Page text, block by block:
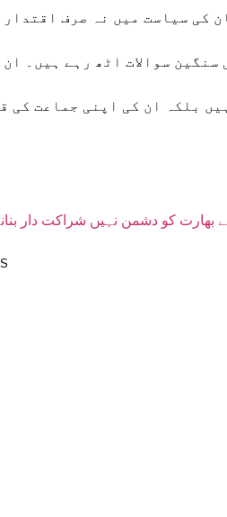
کی سیاست میں نہ صرف
سوالات اٹھ رہے ہیں۔ ان
بلکہ ان کی اپنی جماعت کی
بھارت کو دشمن نہیں شراکت دار